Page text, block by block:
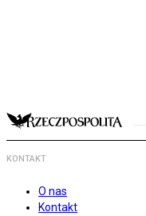
KONTAKT
O nas
Kontakt